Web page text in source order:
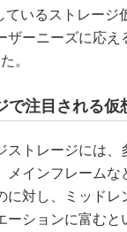
いるストレージ
ザーニーズに応
。
で注目される仮
トレージには、
メインフレーム
対し、ミッドレ
ーションに富む